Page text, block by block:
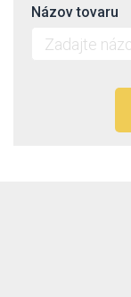
Názov tovaru